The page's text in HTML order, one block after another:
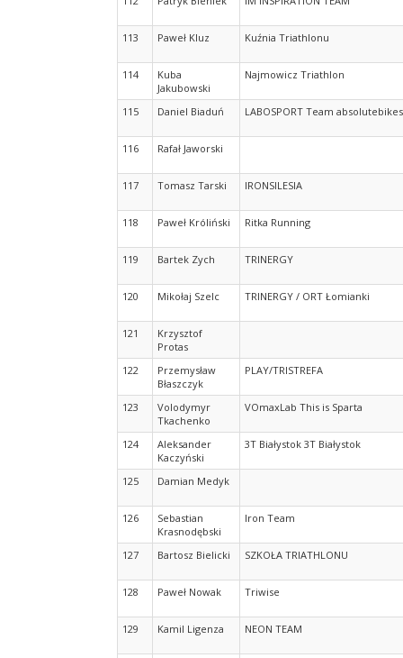
113 Paweł Kluz Kuźnia Triathlonu
114
Kuba
Jakubowski
Najmowicz Triathlon
115 Daniel Biaduń LABOSPORT Team
116 Rafał Jaworski
117 Tomasz Tarski IRONSILESIA
118 Paweł Króliński Ritka Running
119 Bartek Zych TRINERGY
120 Mikołaj Szelc TRINERGY / ORT Łomianki
121
Krzysztof
Protas
122
Przemysław
Błaszczyk
PLAY/TRISTREFA
123
Volodymyr
Tkachenko
VOmaxLab This is Sparta
124
Aleksander
Kaczyński
3T Białystok 3T Białystok
125 Damian Medyk
126
Sebastian
Krasnodębski
Iron Team
127 Bartosz Bielicki SZKOŁA TRIATHLONU
128 Paweł Nowak Triwise
129 Kamil Ligenza NEON TEAM